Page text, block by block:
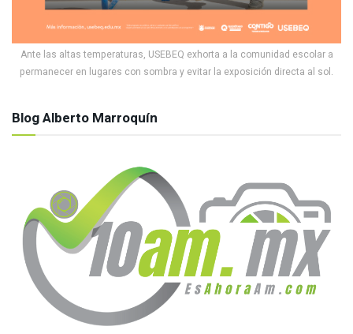
Ante las altas temperaturas, USEBEQ exhorta a la comunidad escolar a
permanecer en lugares con sombra y evitar la exposición directa al sol.
Blog Alberto Marroquín